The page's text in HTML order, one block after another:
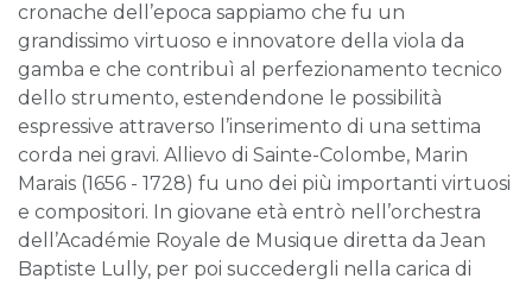
cronache dell’epoca sappiamo che fu un
grandissimo virtuoso e innovatore della viola da
gamba e che contribuì al perfezionamento tecnico
dello strumento, estendendone le possibilità
espressive attraverso l’inserimento di una settima
corda nei gravi. Allievo di Sainte-Colombe, Marin
Marais (1656 - 1728) fu uno dei più importanti virtuosi
e compositori. In giovane età entrò nell’orchestra
dell’Académie Royale de Musique diretta da Jean
Baptiste Lully, per poi succedergli nella carica di